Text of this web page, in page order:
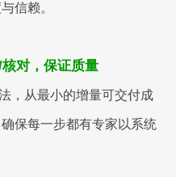
信赖。
对，保证质量
，从最小的增量可交付成
保每一步都有专家以系统